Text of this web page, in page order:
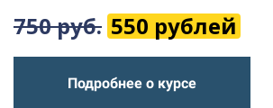
750 руб. 550 рублей
Подробнее о курсе